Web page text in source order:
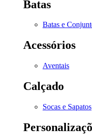
Batas
Batas e
Acessórios
Aventais
Calçado
Socas e Sapatos